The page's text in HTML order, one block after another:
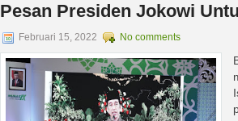
Pesan Presiden Jokowi
Februari 15, 2022 No comments